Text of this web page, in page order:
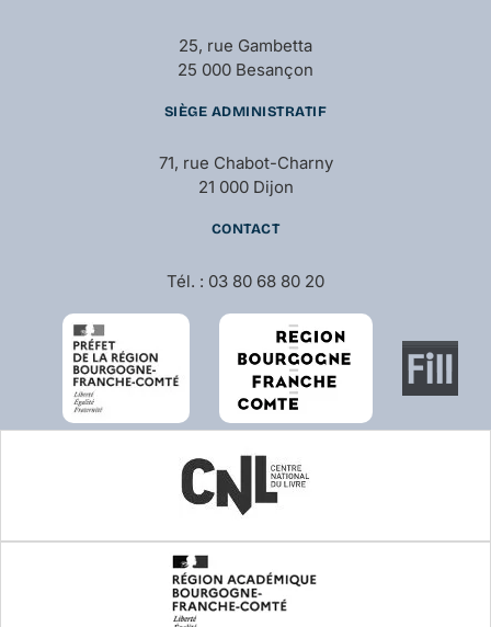
25, rue Gambetta
25 000 Besançon
SIÈGE ADMINISTRATIF
71, rue Chabot-Charny
21 000 Dijon
CONTACT
Tél. : 03 80 68 80 20